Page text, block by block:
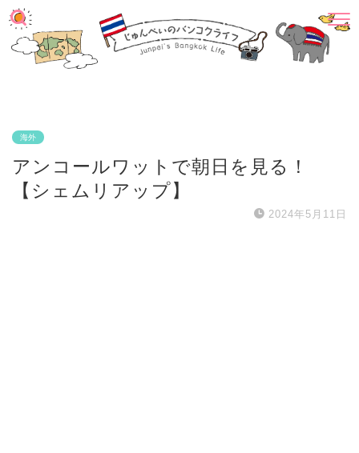
海外
アンコールワットで朝日を見る！
【シェムリアップ】
2024年5月11日